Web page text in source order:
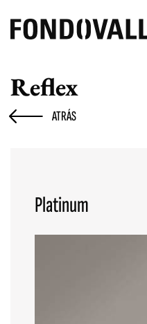
ATRÁS
Reflex
Platinum